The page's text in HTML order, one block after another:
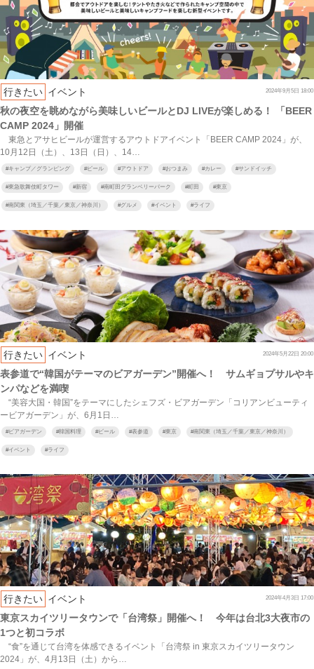
行きたい イベント 2024年9月5日 18:00
秋の夜空を眺めながら美味しいビールとDJ LIVEが楽しめる！ 「BEER
CAMP 2024」開催
東急とアサヒビールが運営するアウトドアイベント「BEER CAMP 2024」が、
10月12日（土）、13日（日）、14…
#キャンプ／グランピング #ビール #アウトドア #おつまみ #カレー #サンドイッチ
#東急歌舞伎町タワー #新宿 #南町田グランベリーパーク #町田 #東京
#南関東（埼玉／千葉／東京／神奈川） #グルメ #イベント #ライフ
行きたい イベント 2024年5月22日 20:00
表参道で“韓国がテーマのビアガーデン”開催へ！ サムギョプサルやキ
ンパなどを満喫
“美容大国・韓国”をテーマにしたシェフズ・ビアガーデン「コリアンビューティ
ービアガーデン」が、6月1日…
#ビアガーデン #韓国料理 #ビール #表参道 #東京 #南関東（埼玉／千葉／東京／神奈川）
#イベント #ライフ
行きたい イベント 2024年4月3日 17:00
東京スカイツリータウンで「台湾祭」開催へ！ 今年は台北3大夜市の
1つと初コラボ
“食”を通じて台湾を体感できるイベント「台湾祭 in 東京スカイツリータウン
2024」が、4月13日（土）から…